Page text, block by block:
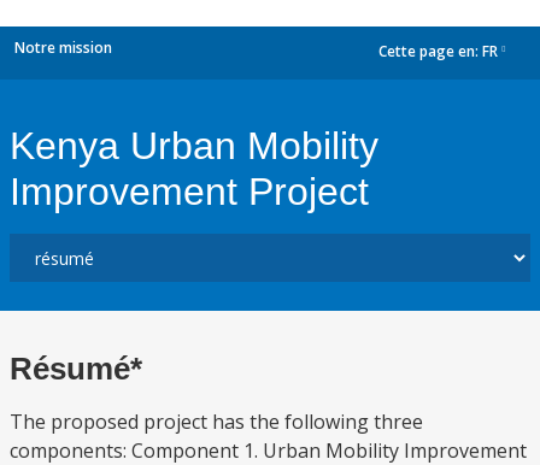
Notre mission Cette page en: FR
Kenya Urban Mobility
Improvement Project
Résumé*
The proposed project has the following three
components: Component 1. Urban Mobility Improvement